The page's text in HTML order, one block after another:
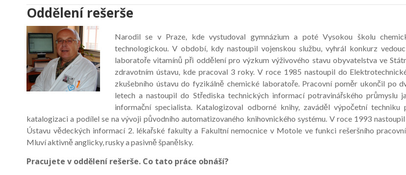
Oddělení rešerše
Narodil se v Praze, kde vystudoval gymnázium a poté Vysokou školu
technologickou. V období, kdy nastoupil vojenskou službu, vyhrál konkurz
laboratoře vitamínů při oddělení pro výzkum výživového stavu obyvatelstva ve
zdravotním ústavu, kde pracoval 3 roky. V roce 1985 nastoupil do
zkušebního ústavu do fyzikálně chemické laboratoře. Pracovní poměr ukončil po
letech a nastoupil do Střediska technických informací potravinářského průmyslu
informační specialista. Katalogizoval odborné knihy, zaváděl výpočetní techniku
katalogizaci a podílel se na vývoji původního automatizovaného knihovnického systému. V roce 1993
Ústavu vědeckých informací 2. lékařské fakulty a Fakultní nemocnice v Motole ve funkci rešeršního
Mluví aktivně anglicky, rusky a pasivně španělsky.
Pracujete v oddělení rešerše. Co tato práce obnáší?